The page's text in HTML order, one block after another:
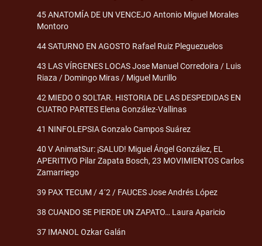
45 ANATOMÍA DE UN VENCEJO Antonio Miguel Morales
Montoro
44 SATURNO EN AGOSTO Rafael Ruiz Pleguezuelos
43 LAS VÍRGENES LOCAS Jose Manuel Corredoira / Luis
Riaza / Domingo Miras / Miguel Murillo
42 MIEDO O SOLTAR. HISTORIA DE LAS DESPEDIDAS EN
CUATRO PARTES Elena González-Vallinas
41 NINFOLEPSIA Gonzalo Campos Suárez
40 V AnimatSur: ¡SALUD! Miguel Ángel González, EL
APERITIVO Pilar Zapata Bosch, 23 MOVIMIENTOS Carlos
Zamarriego
39 PAX TECUM / 4´2 / FAUCES Jose Andrés López
38 CUANDO SE PIERDE UN ZAPATO… Laura Aparicio
37 IMANOL Ozkar Galán